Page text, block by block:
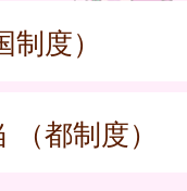
度）
都制度）